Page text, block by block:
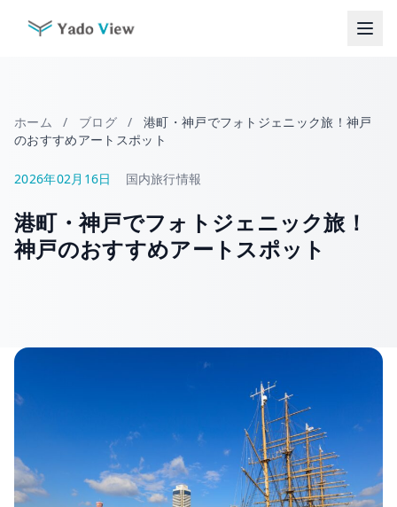
ホーム / ブログ /
港町・神戸でフォトジェニック旅！神戸
のおすすめアートスポット
2026年02月16日 国内旅行情報
港町・神戸でフォトジェニック旅！
神戸のおすすめアートスポット